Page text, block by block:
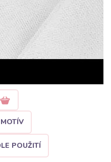
malé i velké parádnice.
svatební a
jemná dekorativní vrstva
třpytivý tyl (Sparkle),
šmrnc.
na oblečení! Vytvořte z
postýlku, originální
nebo kostýmy na karneval.
POUŽITÍ